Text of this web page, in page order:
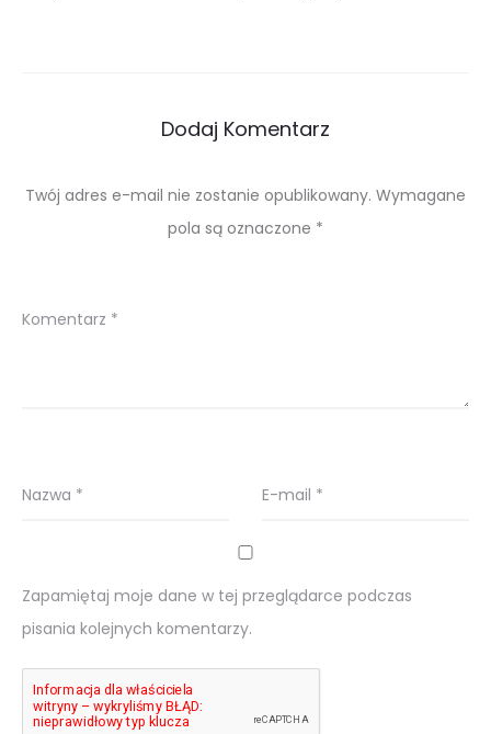
Dodaj Komentarz
Twój adres e-mail nie zostanie opublikowany. Wymagane
pola są oznaczone *
Komentarz *
Nazwa * E-mail *
Zapamiętaj moje dane w tej przeglądarce podczas
pisania kolejnych komentarzy.